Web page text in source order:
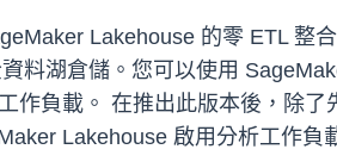
Lakehouse 的零 ETL 整
料湖倉儲。您可以使用
作負載。 在推出此版本後，除
Lakehouse 啟用分析工作負